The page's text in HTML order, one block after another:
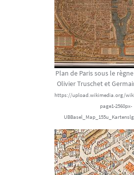
Plan de Paris sous le
Olivier Truschet et
https://upload.wikimedia.org/
page1-2560px-